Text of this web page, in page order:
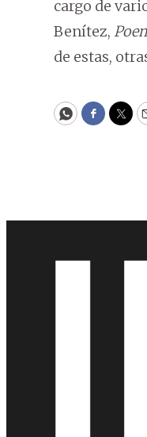
cargo de
Benítez,
de estas,
WhatsApp